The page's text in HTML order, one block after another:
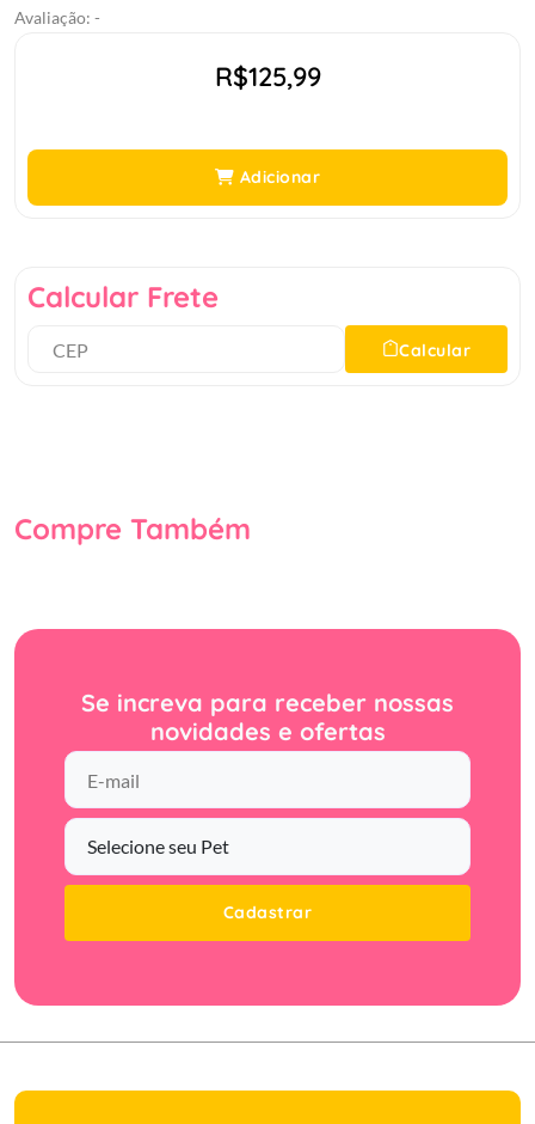
Avaliação: -
R$125,99
Adicionar
Calcular Frete
Calcular
Compre Também
Se increva para receber nossas
novidades e ofertas
Cadastrar